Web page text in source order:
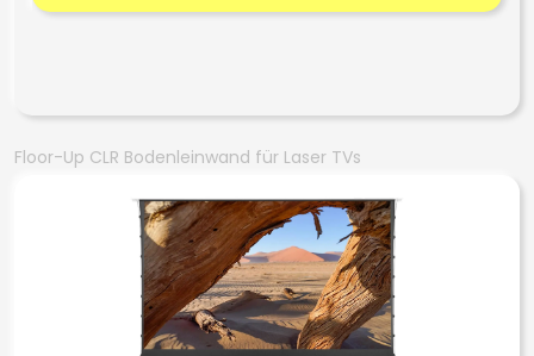
Floor-Up CLR Bodenleinwand für Laser TVs